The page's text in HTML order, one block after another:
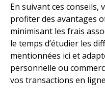
En suivant ces conseils,
profiter des avantages
minimisant les frais
le temps d’étudier les
mentionnées ici et
personnelle ou
vos transactions en